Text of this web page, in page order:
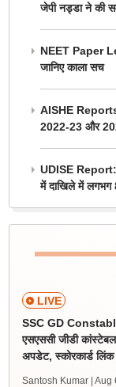
जेपी नड्डा ने की
NEET Paper
जानिए काला सच
AISHE Reports:
2022-23 और
UDISE Report:
में दाखिले में
LIVE
SSC GD
एसएससी जीडी
अपडेट, स्कोरकार्ड लिंक
Santosh Kumar | Aug